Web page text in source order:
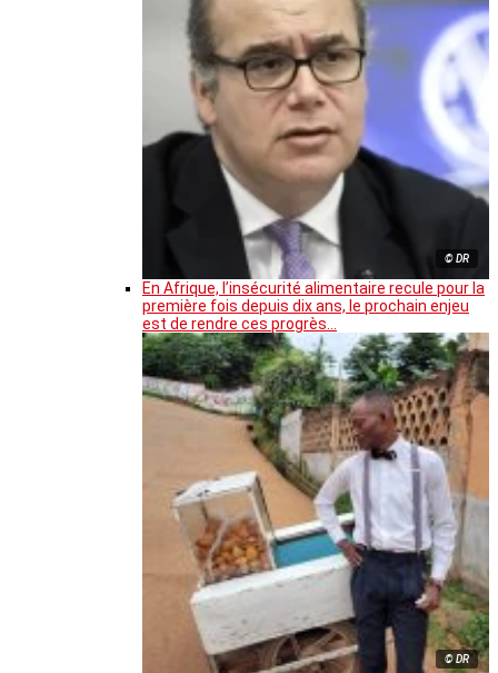
© DR
En Afrique, l’insécurité alimentaire recule pour la
première fois depuis dix ans, le prochain enjeu
est de rendre ces progrès…
© DR